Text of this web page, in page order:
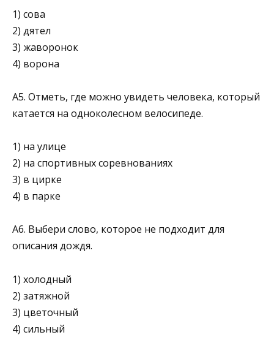
1) сова
2) дятел
3) жаворонок
4) ворона
A5. Отметь, где можно увидеть человека, который
катается на одноколесном велосипеде.
1) на улице
2) на спортивных соревнованиях
3) в цирке
4) в парке
А6. Выбери слово, которое не подходит для
описания дождя.
1) холодный
2) затяжной
3) цветочный
4) сильный